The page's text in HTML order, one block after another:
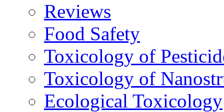
Reviews
Food Safety
Toxicology of
Toxicology of
Ecological Toxicology